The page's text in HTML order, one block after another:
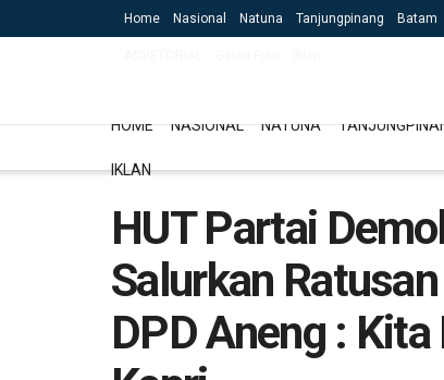
Home Nasional Natuna Tanjungpinang Batam
HOME NASIONAL NATUNA
IKLAN
HUT Partai
Salurkan
DPD Aneng :